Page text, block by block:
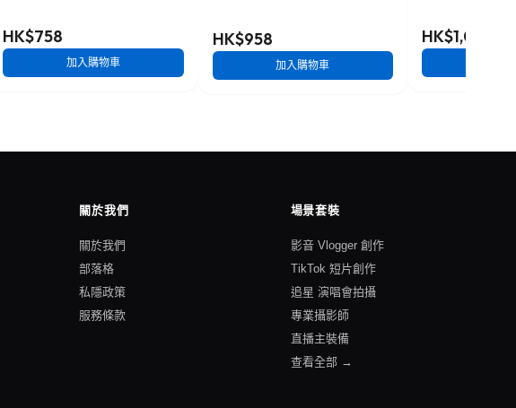
HK$758
加入購物車
HK$958
加入購物車
HK$1,088
關於我們
關於我們
部落格
私隱政策
服務條款
場景套裝
影音 Vlogger 創作
TikTok 短片創作
追星 演唱會拍攝
專業攝影師
直播主裝備
查看全部 →